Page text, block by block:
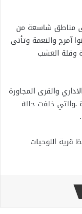
مناطق شاسعة من
آمرج والنعمة وتأتي
وقلة العشب
والقرى المجاورة
.والتي خلفت حالة
قرية اللوحيات